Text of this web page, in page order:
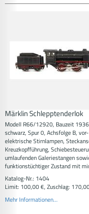
Märklin Schlepptenderlok
Modell R66/12920, Bauzeit
schwarz, Spur 0, Achsfolge B,
elektrische Stirnlampen,
Kreuzkopfführung,
umlaufenden Galeriestangen
funktionstüchtiger Zustand mit
Katalog-Nr.: 1404
Limit: 100,00 €, Zuschlag:
Mehr Informationen...